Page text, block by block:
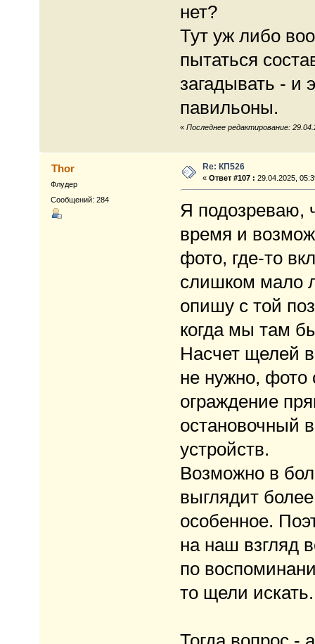
нет?
Тут уж либо
пытаться
загадывать - и
павильоны.
« Последнее редактирование:
Thor
Флудер
Сообщений: 284
Re: КП526
«Ответ #107 : 29.04.2025,
Я подозреваю,
время и
фото, где-то
слишком мало
опишу с той
когда мы там
Насчет щелей
не нужно, фото
ограждение
остановочный
устройств.
Возможно в
выглядит
особенное.
на наш взгляд
по
то щели искать.